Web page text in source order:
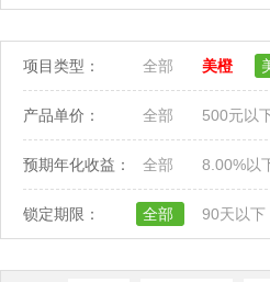
项目类型： 全部 美橙
产品单价： 全部 500元以
预期年化收益： 全部 8.00%以
锁定期限： 全部 90天以下